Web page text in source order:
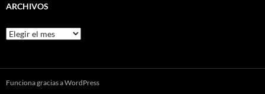
ARCHIVOS
Archivos
Funciona gracias a WordPress